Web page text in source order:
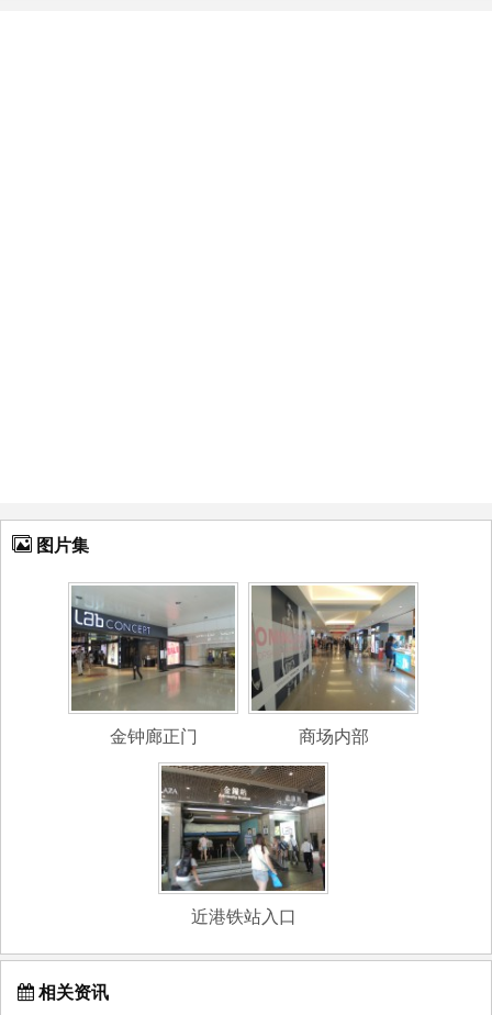
图片集
金钟廊正门 商场内部
近港铁站入口
相关资讯